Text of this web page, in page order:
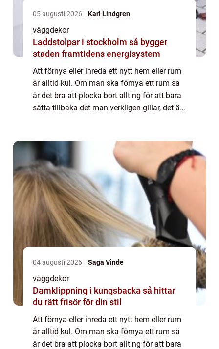
05 augusti 2026 Karl Lindgren
väggdekor
Laddstolpar i stockholm så bygger
staden framtidens energisystem
Att förnya eller inreda ett nytt hem eller rum
är alltid kul. Om man ska förnya ett rum så
är det bra att plocka bort allting för att bara
sätta tillbaka det man verkligen gillar, det är
04 augusti 2026 Saga Vinde
väggdekor
Damklippning i kungsbacka så hittar
du rätt frisör för din stil
Att förnya eller inreda ett nytt hem eller rum
är alltid kul. Om man ska förnya ett rum så
är det bra att plocka bort allting för att bara